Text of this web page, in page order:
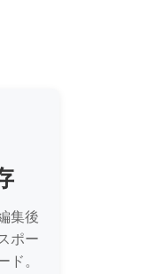
集後
ポー
。